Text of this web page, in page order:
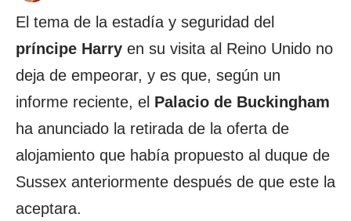
El tema de la estadía y seguridad del
príncipe Harry en su visita al Reino Unido no
deja de empeorar, y es que, según un
informe reciente, el Palacio de Buckingham
ha anunciado la retirada de la oferta de
alojamiento que había propuesto al duque de
Sussex anteriormente después de que este la
aceptara.